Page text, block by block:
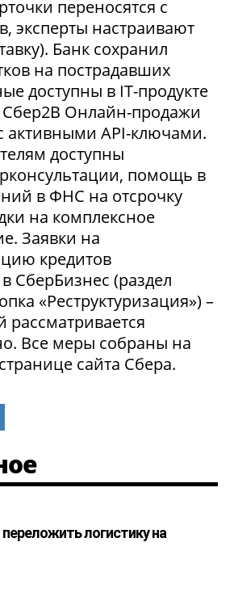
переносятся с
эксперты настраивают
Банк сохранил
на пострадавших
доступны в IT-продукте
Онлайн-продажи
активными API-ключами.
доступны
помощь в
в ФНС на отсрочку
на комплексное
Заявки на
кредитов
СберБизнес (раздел
«Реструктуризация») –
рассматривается
Все меры собраны на
сайта Сбера.
логистику на